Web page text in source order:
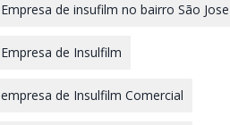
Empresa de insufilm no bairro São Jose
Empresa de Insulfilm
empresa de Insulfilm Comercial